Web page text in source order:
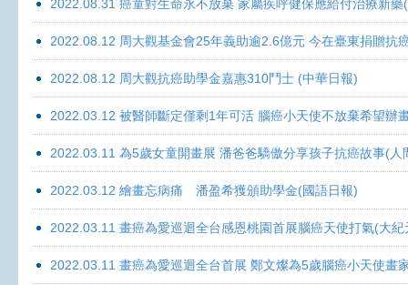
2022.08.31 癌童對生命永不放棄 家屬疾呼健保應給付治療新藥
2022.08.12 周大觀基金會25年義助逾2.6億元 今在臺東捐贈抗
2022.08.12 周大觀抗癌助學金嘉惠310鬥士 (中華日報)
2022.03.12 被醫師斷定僅剩1年可活 腦癌小天使不放棄希望辦
2022.03.11 為5歲女童開畫展 潘爸爸驕傲分享孩子抗癌故事(人
2022.03.12 繪畫忘病痛 潘盈希獲頒助學金(國語日報)
2022.03.11 畫癌為愛巡迴全台感恩桃園首展腦癌天使打氣(大紀
2022.03.11 畫癌為愛巡迴全台首展 鄭文燦為5歲腦癌小天使畫